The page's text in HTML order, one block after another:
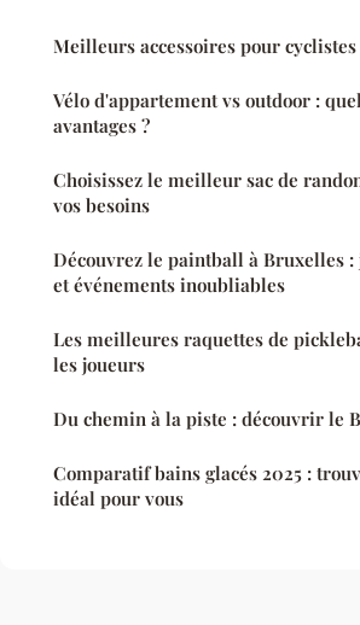
Meilleurs accessoires pour
Vélo d'appartement vs outdoor :
avantages ?
Choisissez le meilleur sac de
vos besoins
Découvrez le paintball à Bruxelles :
et événements inoubliables
Les meilleures raquettes de
les joueurs
Du chemin à la piste : découvrir le
Comparatif bains glacés 2025 :
idéal pour vous